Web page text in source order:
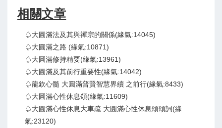
相關文章
♤大圓滿法及其與禪宗的關係(緣氣:14045)
♤大圓滿之路 (緣氣:10871)
♤大圓滿修持精要(緣氣:13961)
♤大圓滿及其前行重要性(緣氣:14042)
♤龍欽心髓 大圓滿普賢智慧界續 之前行(緣氣:8433)
♤大圓滿心性休息頌(緣氣:11609)
♤大圓滿心性休息大車疏 大圓滿心性休息頌頌詞(緣
氣:23120)